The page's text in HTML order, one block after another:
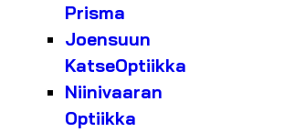
Prisma
Joensuun
KatseOptiikka
Niinivaaran
Optiikka